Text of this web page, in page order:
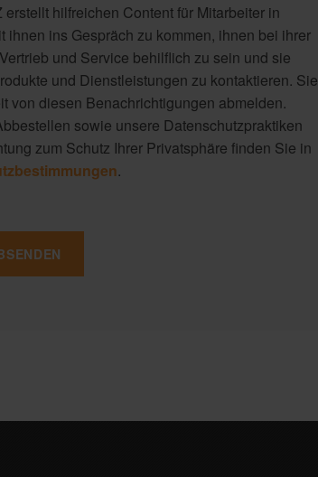
hilfreichen Content für Mitarbeiter in
ihnen ins Gespräch zu kommen, ihnen bei ihrer
und Service behilflich zu sein und sie
und Dienstleistungen zu kontaktieren. Sie
von diesen Benachrichtigungen abmelden.
sowie unsere Datenschutzpraktiken
zum Schutz Ihrer Privatsphäre finden Sie in
.